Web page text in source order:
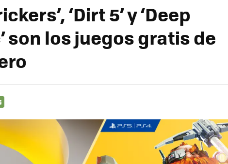
‘Dirt 5’ y ‘Deep
son los juegos gratis de